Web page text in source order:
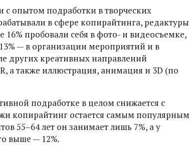
опытом подработки в творческих
в сфере копирайтинга, редактуры
16% пробовали себя в фото- и видеосъемке,
— в организации мероприятий и в
других креативных направлений
а также иллюстрация, анимация и 3D (по
подработке в целом снижается с
копирайтинг остается самым популярным
55–64 лет он занимает лишь 7%, а у
выше — 12%.